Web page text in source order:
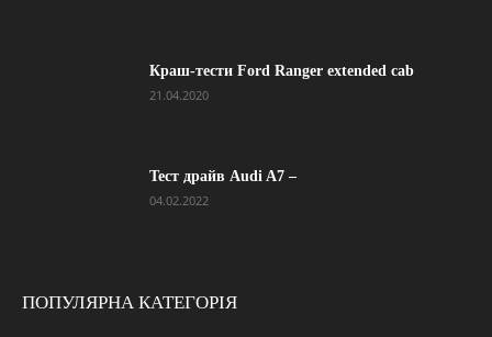
Краш-тести Ford Ranger extended cab
21.04.2020
Тест драйв Audi A7 –
04.02.2022
ПОПУЛЯРНА КАТЕГОРІЯ